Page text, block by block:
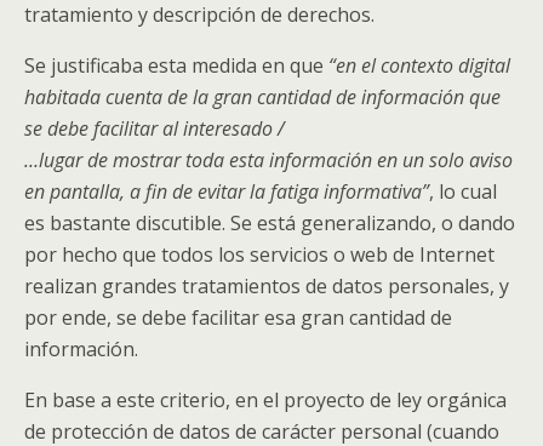
tratamiento y descripción de derechos.
Se justificaba esta medida en que “en el contexto digital
habitada cuenta de la gran cantidad de información que
se debe facilitar al interesado /
…lugar de mostrar toda esta información en un solo aviso
en pantalla, a fin de evitar la fatiga informativa”, lo cual
es bastante discutible. Se está generalizando, o dando
por hecho que todos los servicios o web de Internet
realizan grandes tratamientos de datos personales, y
por ende, se debe facilitar esa gran cantidad de
información.
En base a este criterio, en el proyecto de ley orgánica
de protección de datos de carácter personal (cuando